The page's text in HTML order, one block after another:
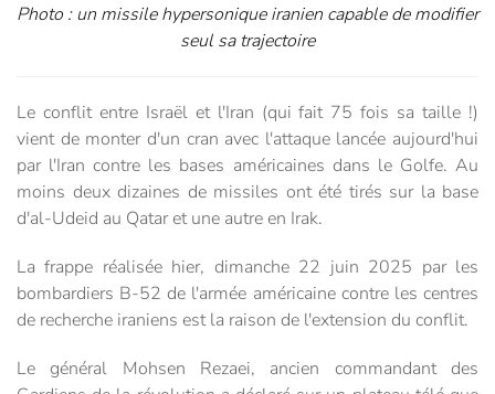
Photo : un missile hypersonique iranien capable de modifier
seul sa trajectoire
Le conflit entre Israël et l'Iran (qui fait 75 fois sa taille !)
vient de monter d'un cran avec l'attaque lancée aujourd'hui
par l'Iran contre les bases américaines dans le Golfe. Au
moins deux dizaines de missiles ont été tirés sur la base
d'al-Udeid au Qatar et une autre en Irak.
La frappe réalisée hier, dimanche 22 juin 2025 par les
bombardiers B-52 de l'armée américaine contre les centres
de recherche iraniens est la raison de l'extension du conflit.
Le général Mohsen Rezaei, ancien commandant des